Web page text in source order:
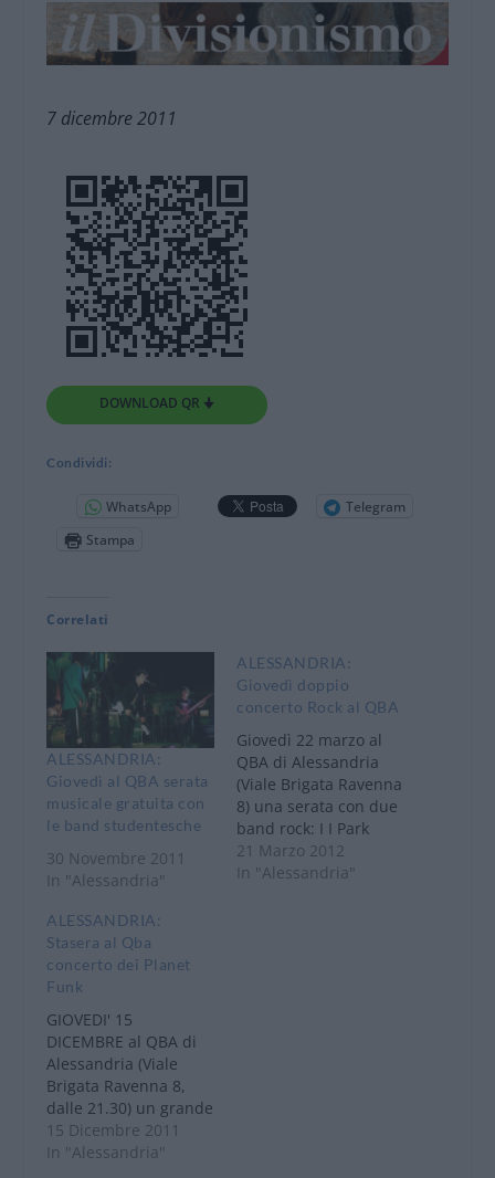
7 dicembre 2011
DOWNLOAD QR 🠋
Condividi:
WhatsApp
Telegram
Stampa
Correlati
ALESSANDRIA:
Giovedì al QBA serata
musicale gratuita con
le band studentesche
30 Novembre 2011
In "Alessandria"
ALESSANDRIA:
Giovedì doppio
concerto Rock al QBA
Giovedì 22 marzo al
QBA di Alessandria
(Viale Brigata Ravenna
8) una serata con due
band rock: I I Park
Avenue e i May Be
Better. I Park Avenue (
21 Marzo 2012
In "Alessandria"
ALESSANDRIA:
Stasera al Qba
concerto dei Planet
Funk
GIOVEDI' 15
DICEMBRE al QBA di
Alessandria (Viale
Brigata Ravenna 8,
dalle 21.30) un grande
concerto di livello
internazionale con la
15 Dicembre 2011
In "Alessandria"